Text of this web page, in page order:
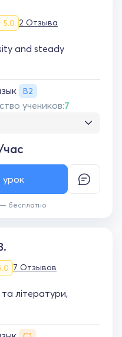
5.0 2 Отзыва
and steady
B2
учеников:7
! Підвищили та
час
бесплатно
урок
7 Отзывов
та літератури,